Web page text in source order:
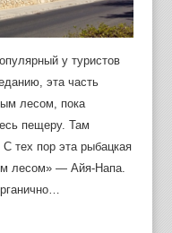
у туристов
эта часть
лесом, пока
пещеру. Там
тех пор эта рыбацкая
лесом» — Айя-Напа.